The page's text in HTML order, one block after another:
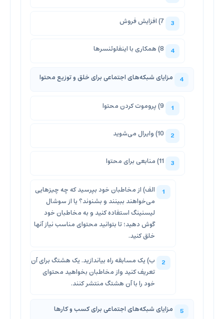
7) افزایش فروش
8) همکاری با اینفلوئنسرها
مزایای شبکه‌های اجتماعی برای خلق و توزیع محتوا
9) پروموت کردن محتوا
10) وایرال می‌شوید
11) منابعی برای محتوا
الف) از مخاطبان خود بپرسید که چه چیزهایی
می‌خواهند ببینند و بشنوند؟ یا از سوشال
لیسنینگ استفاده کنید و به مخاطبان خود
گوش دهید؛ تا بتوانید محتوای مناسب نیاز آنها
خلق کنید.
ب) یک مسابقه راه بیاندازید. یک هشتگ برای آن
تعریف کنید واز مخاطبان بخواهید محتوای
خود را با آن هشتگ منتشر کنند.
مزایای شبکه‌های اجتماعی برای کسب و کارها